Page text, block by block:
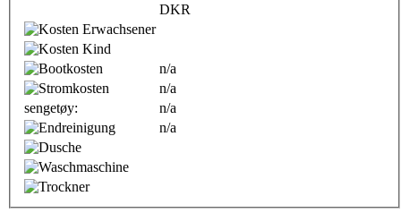
DKR
n/a
n/a
sengetøy:
n/a
n/a